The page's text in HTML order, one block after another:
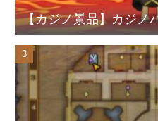
【カジノ景品】カジノ